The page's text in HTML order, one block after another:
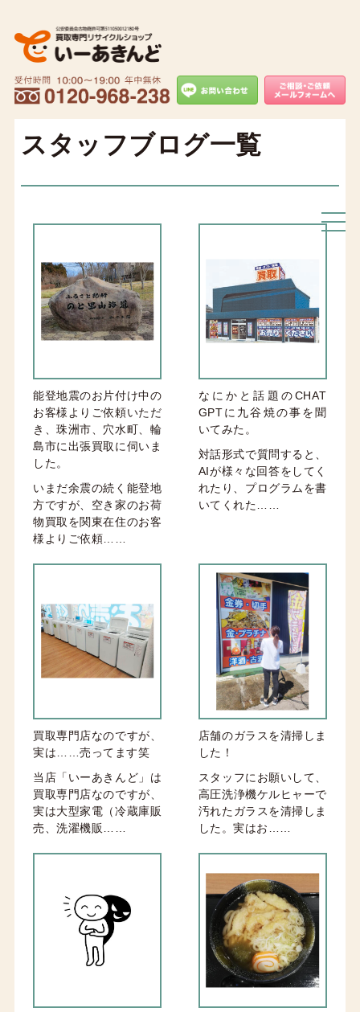
スタッフブログ一覧
能登地震のお片付け中の
お客様よりご依頼いただ
き、珠洲市、穴水町、輪
島市に出張買取に伺いま
した。
いまだ余震の続く能登地
方ですが、空き家のお荷
物買取を関東在住のお客
様よりご依頼……
なにかと話題のCHAT
GPTに九谷焼の事を聞
いてみた。
対話形式で質問すると、
AIが様々な回答をしてく
れたり、プログラムを書
いてくれた……
買取専門店なのですが、
実は……売ってます笑
当店「いーあきんど」は
買取専門店なのですが、
実は大型家電（冷蔵庫販
売、洗濯機販……
店舗のガラスを清掃しま
した！
スタッフにお願いして、
高圧洗浄機ケルヒャーで
汚れたガラスを清掃しま
した。実はお……